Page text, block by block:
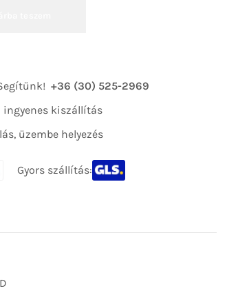
+36 (30) 525-2969
ingyenes kiszállítás
üzembe helyezés
Gyors szállítás: